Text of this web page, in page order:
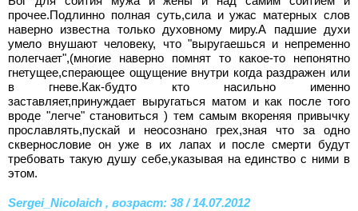
прочее.Подлинно полная суть,сила и ужас матерных слов
наверно известна только духовному миру.А падшие духи
умело внушают человеку, что "выругаешься и непременно
полегчает",(многие наверно помнят то какое-то непонятно
гнетущее,сперающее ощущение внутри когда раздражен или
в гневе.Как-будто кто насильно именно
заставляет,принуждает выругаться матом и как после того
вроде "легче" становиться ) тем самым вкореняя привычку
прославлять,пускай и неосознано грех,зная что за одно
сквернословие он уже в их лапах и после смерти будут
требовать такую душу себе,указывая на единство с ними в
этом.
Sergei_Nicolaich , возраст: 38 / 14.07.2012